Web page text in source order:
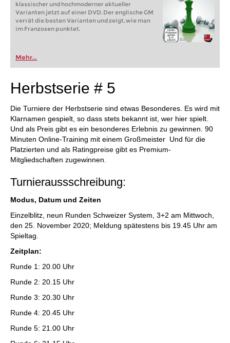
klassischer und hochmoderner aktueller
Varianten jetzt auf einer DVD. Der englische GM
verrät die besten Varianten und zeigt, wie man
im Franzosen punktet.
Mehr...
Herbstserie # 5
Die Turniere der Herbstserie sind etwas Besonderes. Es wird mit
Klarnamen gespielt, so dass stets bekannt ist, wer hier spielt.
Und als Preis gibt es ein besonderes Erlebnis zu gewinnen. 90
Minuten Online-Training mit einem Großmeister Und für die
Platzierten und als Ratingpreise gibt es Premium-
Mitgliedschaften zugewinnen.
Turnieraussschreibung:
Modus, Datum und Zeiten
Einzelblitz, neun Runden Schweizer System, 3+2 am Mittwoch,
den 25. November 2020; Meldung spätestens bis 19.45 Uhr am
Spieltag.
Zeitplan:
Runde 1: 20.00 Uhr
Runde 2: 20.15 Uhr
Runde 3: 20.30 Uhr
Runde 4: 20.45 Uhr
Runde 5: 21.00 Uhr